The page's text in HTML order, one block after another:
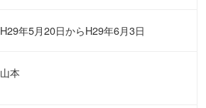
H29年5月20日からH29年6月3日
山本